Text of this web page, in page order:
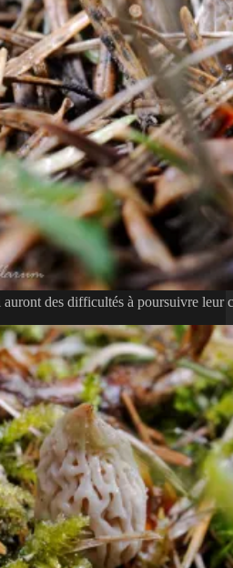
des difficultés à poursuivre leur